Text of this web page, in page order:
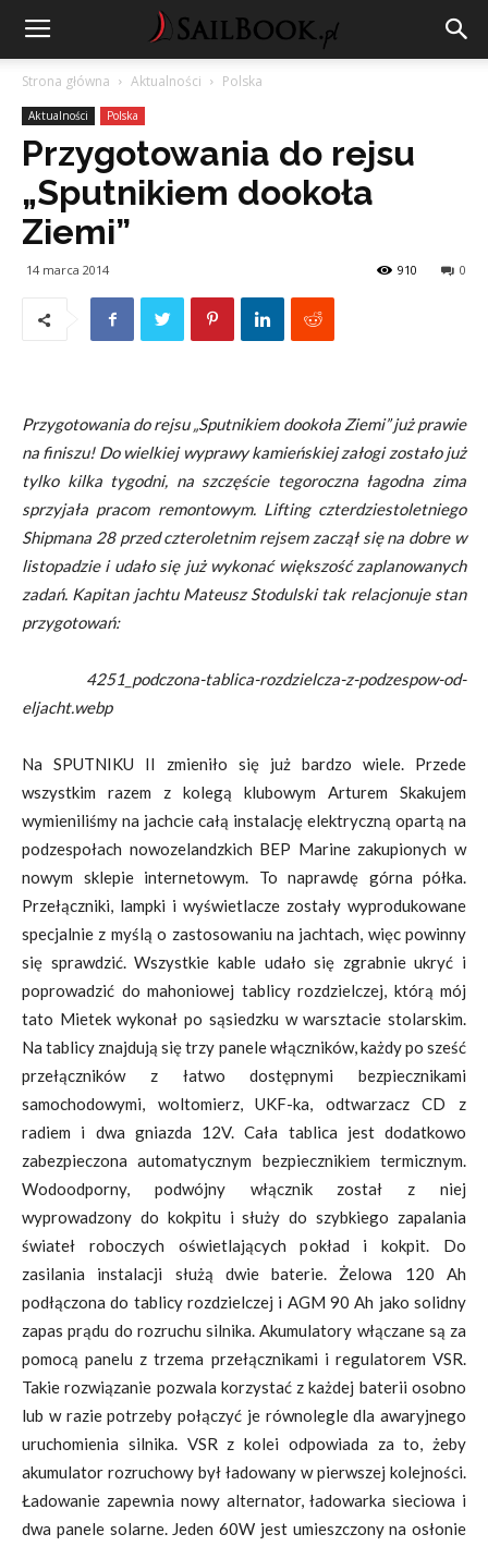
Strona główna Aktualności Polska
Aktualności Polska
Przygotowania do rejsu
„Sputnikiem dookoła
Ziemi”
14 marca 2014 0
910
Przygotowania do rejsu „Sputnikiem dookoła Ziemi” już prawie
na finiszu! Do wielkiej wyprawy kamieńskiej załogi zostało już
tylko kilka tygodni, na szczęście tegoroczna łagodna zima
sprzyjała pracom remontowym. Lifting czterdziestoletniego
Shipmana 28 przed czteroletnim rejsem zaczął się na dobre w
listopadzie i udało się już wykonać większość zaplanowanych
zadań. Kapitan jachtu Mateusz Stodulski tak relacjonuje stan
przygotowań:
4251_podczona-tablica-rozdzielcza-z-podzespow-od-
eljacht.webp
Na SPUTNIKU II zmieniło się już bardzo wiele. Przede
wszystkim razem z kolegą klubowym Arturem Skakujem
wymieniliśmy na jachcie całą instalację elektryczną opartą na
podzespołach nowozelandzkich BEP Marine zakupionych w
nowym sklepie internetowym. To naprawdę górna półka.
Przełączniki, lampki i wyświetlacze zostały wyprodukowane
specjalnie z myślą o zastosowaniu na jachtach, więc powinny
się sprawdzić. Wszystkie kable udało się zgrabnie ukryć i
poprowadzić do mahoniowej tablicy rozdzielczej, którą mój
tato Mietek wykonał po sąsiedzku w warsztacie stolarskim.
Na tablicy znajdują się trzy panele włączników, każdy po sześć
przełączników z łatwo dostępnymi bezpiecznikami
samochodowymi, woltomierz, UKF-ka, odtwarzacz CD z
radiem i dwa gniazda 12V. Cała tablica jest dodatkowo
zabezpieczona automatycznym bezpiecznikiem termicznym.
Wodoodporny, podwójny włącznik został z niej
wyprowadzony do kokpitu i służy do szybkiego zapalania
świateł roboczych oświetlających pokład i kokpit. Do
zasilania instalacji służą dwie baterie. Żelowa 120 Ah
podłączona do tablicy rozdzielczej i AGM 90 Ah jako solidny
zapas prądu do rozruchu silnika. Akumulatory włączane są za
pomocą panelu z trzema przełącznikami i regulatorem VSR.
Takie rozwiązanie pozwala korzystać z każdej baterii osobno
lub w razie potrzeby połączyć je równolegle dla awaryjnego
uruchomienia silnika. VSR z kolei odpowiada za to, żeby
akumulator rozruchowy był ładowany w pierwszej kolejności.
Ładowanie zapewnia nowy alternator, ładowarka sieciowa i
dwa panele solarne. Jeden 60W jest umieszczony na osłonie